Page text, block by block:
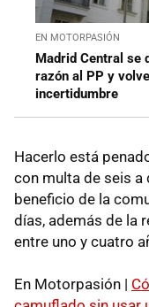
EN MOTORPASIÓN
Madrid Central se
razón al PP y
incertidumbre
Hacerlo está
con multa de seis
beneficio de la
días, además de la
entre uno y cuatro
En Motorpasión |